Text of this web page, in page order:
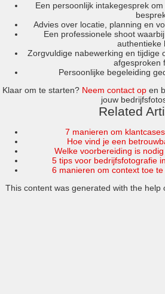
Een persoonlijk intakegesprek
Advies over locatie, planning en
Een professionele shoot
authentieke
Zorgvuldige nabewerking en tijdige
afgesproken
Persoonlijke begeleiding
Klaar om te starten? Neem contact op en
jouw
Related
7 manieren om
Hoe vind je een
Welke voorbereiding is
5 tips voor bedrijfsfotografie
6 manieren om context toe
This content was generated with the